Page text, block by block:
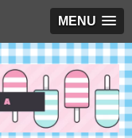
MENU